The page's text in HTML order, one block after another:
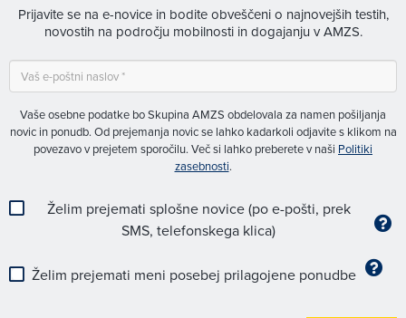
Prijavite se na e-novice in bodite obveščeni o najnovejših testih,
novostih na področju mobilnosti in dogajanju v AMZS.
Vaše osebne podatke bo Skupina AMZS obdelovala za namen pošiljanja
novic in ponudb. Od prejemanja novic se lahko kadarkoli odjavite s klikom na
povezavo v prejetem sporočilu. Več si lahko preberete v naši Politiki
zasebnosti.
Želim prejemati splošne novice (po e-pošti, prek
SMS, telefonskega klica)
Želim prejemati meni posebej prilagojene ponudbe